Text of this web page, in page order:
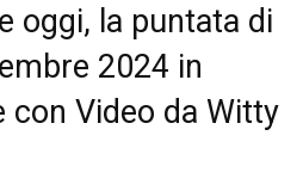
oggi, la puntata di
2024 in
con Video da Witty